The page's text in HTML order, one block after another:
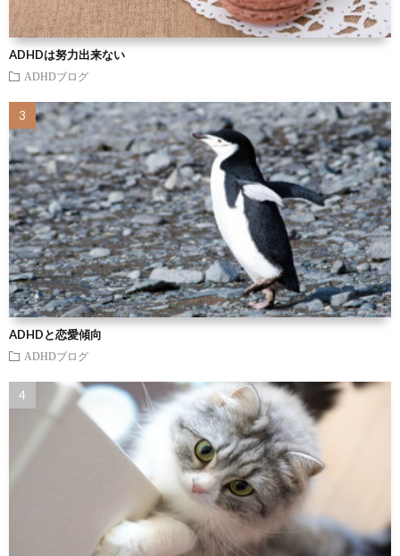
ADHDは努力出来ない
ADHDブログ
ADHDと恋愛傾向
ADHDブログ